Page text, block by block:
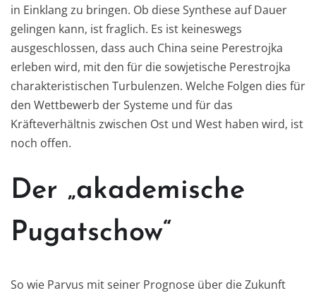
in Einklang zu bringen. Ob diese Synthese auf Dauer
gelingen kann, ist fraglich. Es ist keineswegs
ausgeschlossen, dass auch China seine Perestrojka
erleben wird, mit den für die sowjetische Perestrojka
charakteristischen Turbulenzen. Welche Folgen dies für
den Wettbewerb der Systeme und für das
Kräfteverhältnis zwischen Ost und West haben wird, ist
noch offen.
Der „akademische
Pugatschow“
So wie Parvus mit seiner Prognose über die Zukunft